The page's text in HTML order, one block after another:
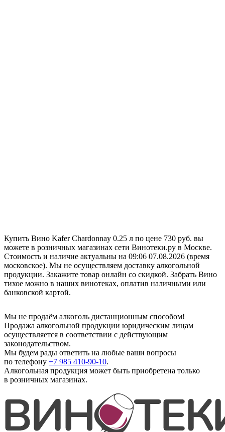
Купить Вино Kafer Chardonnay 0.25 л по цене 730 руб. вы
можете в розничных магазинах сети Винотеки.ру в Москве.
Стоимость и наличие актуальны на 09:06 07.08.2026 (время
московское). Мы не осуществляем доставку алкогольной
продукции. Закажите товар онлайн со скидкой. Забрать Вино
тихое можно в наших винотеках, оплатив наличными или
банковской картой.
Мы не продаём алкоголь дистанционным способом!
Продажа алкогольной продукции юридическим лицам
осуществляется в соответствии с действующим
законодательством.
Мы будем рады ответить на любые ваши вопросы
по телефону +7 985 410-90-10.
Алкогольная продукция может быть приобретена только
в розничных магазинах.